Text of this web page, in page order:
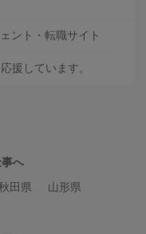
ント・転職サイト
援しています。
へ
田県
山形県